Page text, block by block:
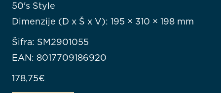
50's Style
Dimenzije (D x Š x V): 195 × 310 × 198 mm
Šifra: SM2901055
EAN: 8017709186920
178,75€